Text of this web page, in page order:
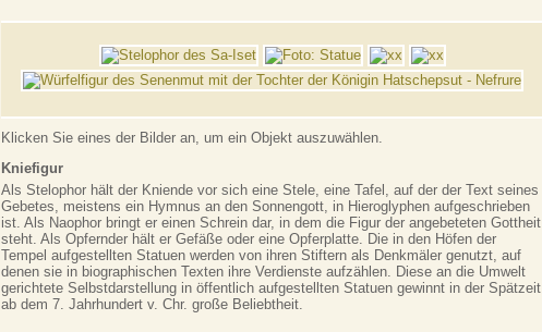
Klicken Sie eines der Bilder an, um ein Objekt auszuwählen.
Kniefigur
Als Stelophor hält der Kniende vor sich eine Stele, eine Tafel, auf der der Text seines
Gebetes, meistens ein Hymnus an den Sonnengott, in Hieroglyphen aufgeschrieben
ist. Als Naophor bringt er einen Schrein dar, in dem die Figur der angebeteten Gottheit
steht. Als Opfernder hält er Gefäße oder eine Opferplatte. Die in den Höfen der
Tempel aufgestellten Statuen werden von ihren Stiftern als Denkmäler genutzt, auf
denen sie in biographischen Texten ihre Verdienste aufzählen. Diese an die Umwelt
gerichtete Selbstdarstellung in öffentlich aufgestellten Statuen gewinnt in der Spätzeit
ab dem 7. Jahrhundert v. Chr. große Beliebtheit.